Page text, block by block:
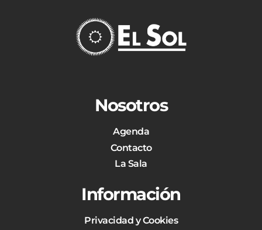
Nosotros
Agenda
Contacto
La Sala
Información
Privacidad y Cookies